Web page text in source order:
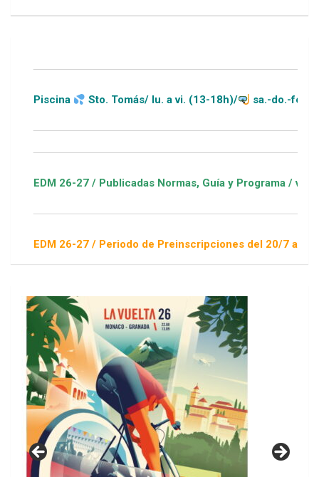
Piscina Sto. Tomás/ lu. a vi. (13-18h)/ sa.-do.-festivos
EDM 26-27 / Publicadas Normas, Guía y Programa / ver
EDM 26-27 / Periodo de Preinscripciones del 20/7 al 16/8 /